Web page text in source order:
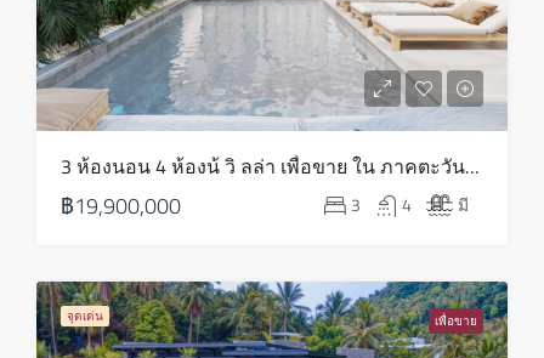
พฤหัส
20
ส.ค.
ศุกร์
เสาร์
22
ส.ค.
3 ห้องนอน 4 ห้องน้ วิ ลล่า เพื่อขาย ใน ภาคตะวันออกเฉียงเหนือ – HS0818
฿19,900,000 3 4 มี
จุดเด่น เพื่อขาย